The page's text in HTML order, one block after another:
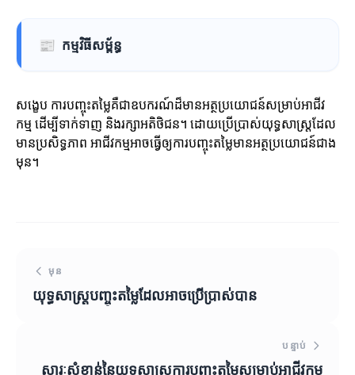
📰 កម្មវិធីសម្ព័ន្ធ
សង្ខេប ការបញ្ចុះតម្លៃគឺជាឧបករណ៍ដ៏មានអត្ថប្រយោជន៍សម្រាប់អាជីវ
កម្ម ដើម្បីទាក់ទាញ និងរក្សាអតិថិជន។ ដោយប្រើប្រាស់យុទ្ធសាស្ត្រដែល
មានប្រសិទ្ធភាព អាជីវកម្មអាចធ្វើឲ្យការបញ្ចុះតម្លៃមានអត្ថប្រយោជន៍ជាង
មុន។
មុន
យុទ្ធសាស្ត្របញ្ចុះតម្លៃដែលអាចប្រើប្រាស់បាន
បន្ទាប់
សារៈសំខាន់នៃយុទ្ធសាស្ត្រការបញ្ចុះតម្លៃសម្រាប់អាជីវកម្ម